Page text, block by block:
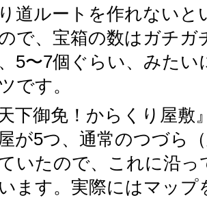
道ルートを作れないと
で、宝箱の数はガチ
5〜7個ぐらい、みた
です。
天下御免！からくり屋
が5つ、通常のつづら
いたので、これに沿っ
ます。実際にはマップ